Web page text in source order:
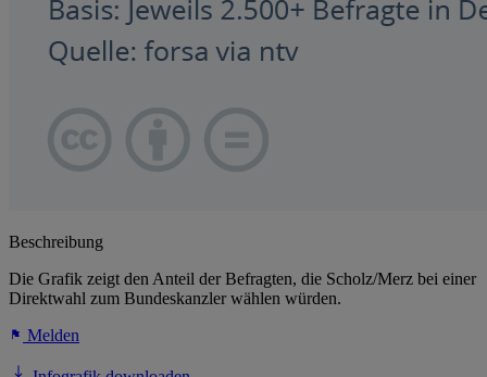
Beschreibung
Die Grafik zeigt den Anteil der Befragten, die Scholz/Merz bei einer
Direktwahl zum Bundeskanzler wählen würden.
Melden